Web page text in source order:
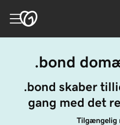
.bond
.bond skaber
gang med det
Tilgængelig